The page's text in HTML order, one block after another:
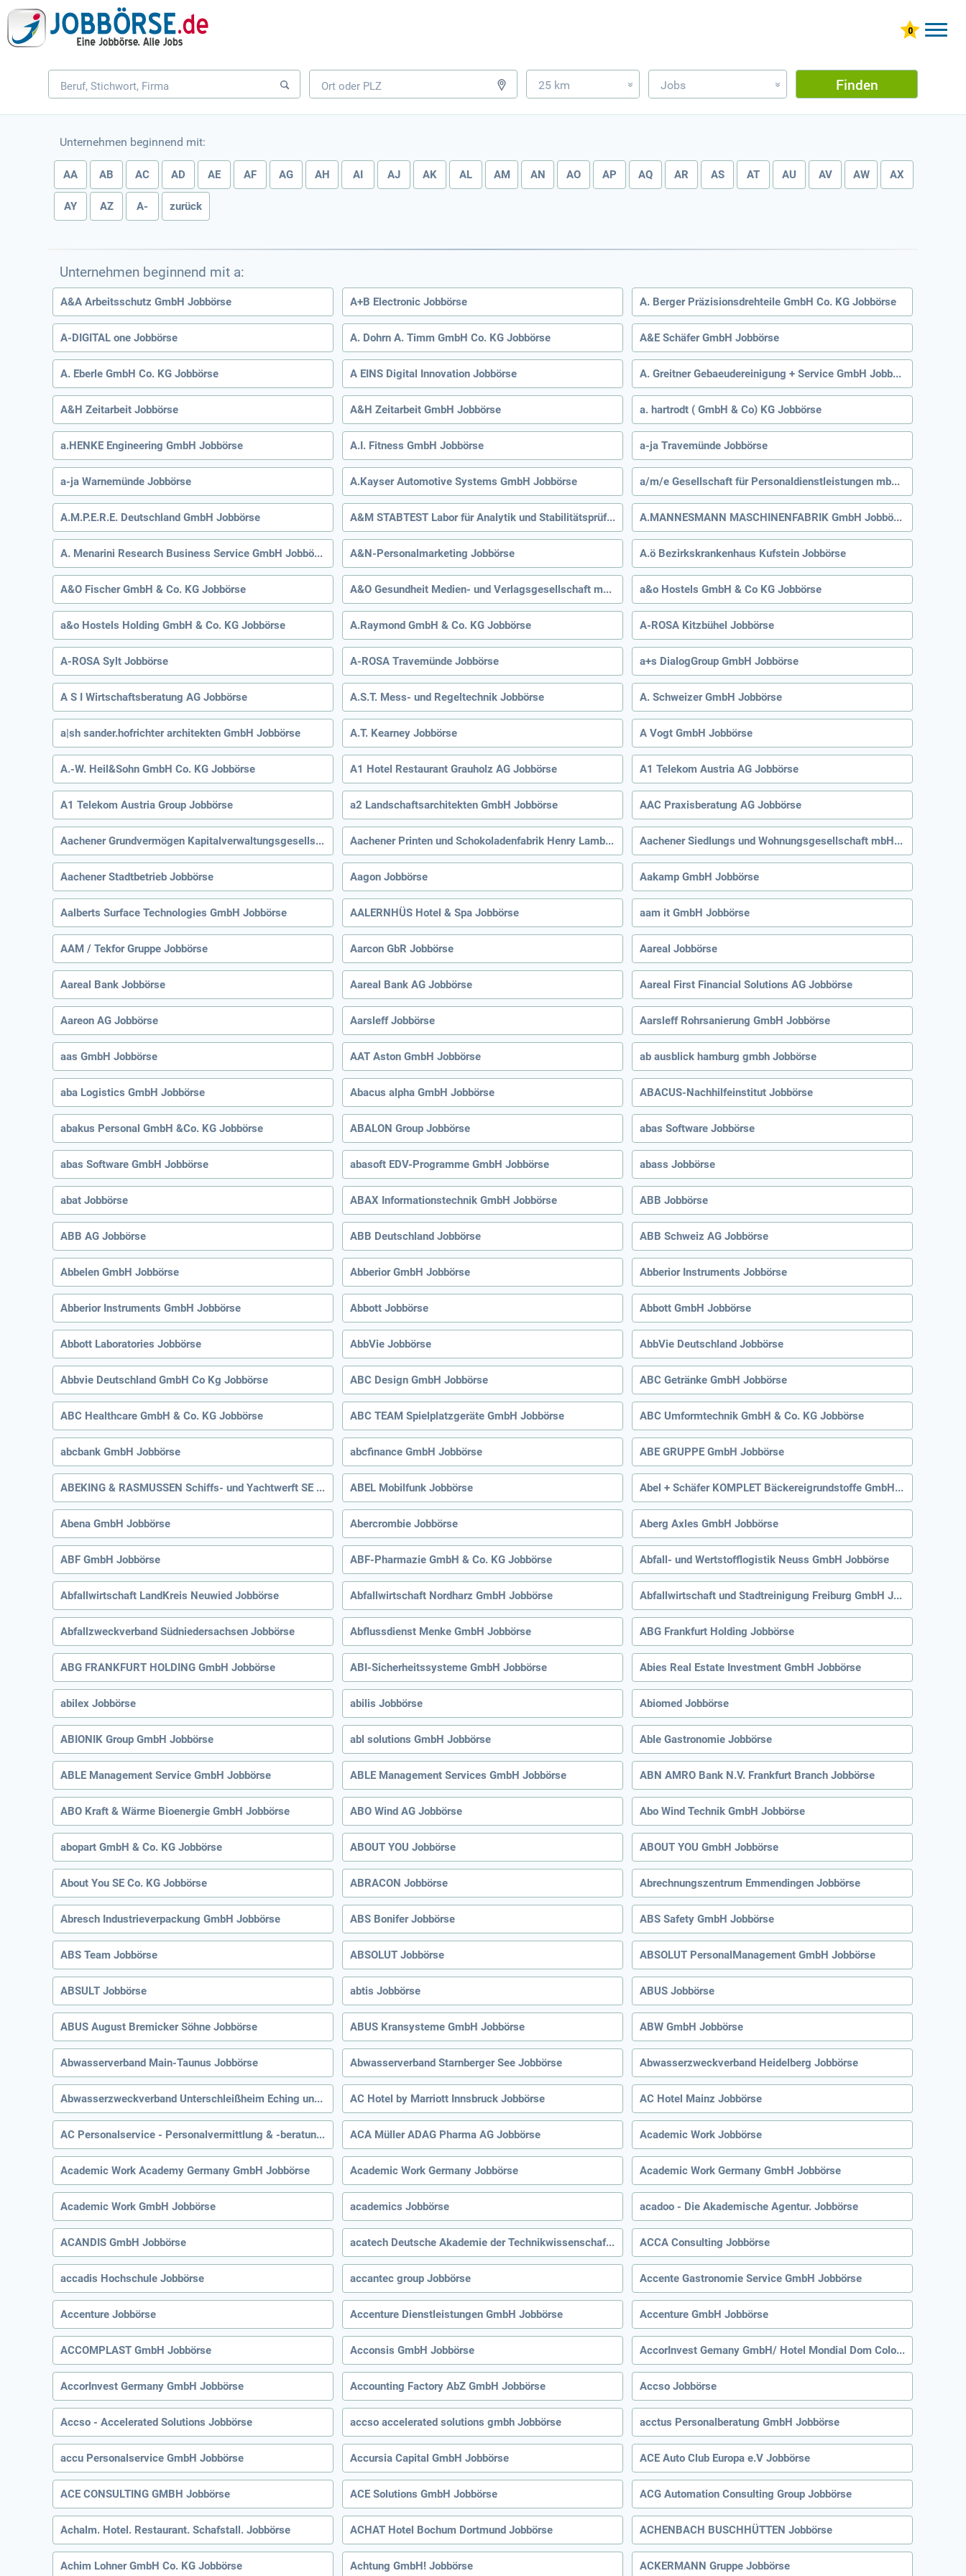
25 km » Jobs » Finden
Unternehmen beginnend mit:
AA AB AC AD AE AF AG AH AI AJ AK AL AM AN AO AP AQ AR AS AT AU AV AW AX
AY AZ A- zurück
Unternehmen beginnend mit a:
A&A Arbeitsschutz GmbH Jobbörse A+B Electronic Jobbörse A. Berger Präzisionsdrehteile GmbH Co. KG Jobbörse
A-DIGITAL one Jobbörse A. Dohrn A. Timm GmbH Co. KG Jobbörse A&E Schäfer GmbH Jobbörse
A. Eberle GmbH Co. KG Jobbörse A EINS Digital Innovation Jobbörse A. Greitner Gebaeudereinigung + Service GmbH Jobbörse
A&H Zeitarbeit Jobbörse A&H Zeitarbeit GmbH Jobbörse a. hartrodt ( GmbH & Co) KG Jobbörse
a.HENKE Engineering GmbH Jobbörse A.I. Fitness GmbH Jobbörse a-ja Travemünde Jobbörse
a-ja Warnemünde Jobbörse A.Kayser Automotive Systems GmbH Jobbörse a/m/e Gesellschaft für Personaldienstleistungen mbH Jobbörse
A.M.P.E.R.E. Deutschland GmbH Jobbörse A&M STABTEST Labor für Analytik und Stabilitätsprüfung GmbH Jobbörse A.MANNESMANN MASCHINENFABRIK GmbH Jobbörse
A. Menarini Research Business Service GmbH Jobbörse A&N-Personalmarketing Jobbörse A.ö Bezirkskrankenhaus Kufstein Jobbörse
A&O Fischer GmbH & Co. KG Jobbörse A&O Gesundheit Medien- und Verlagsgesellschaft mbH Jobbörse a&o Hostels GmbH & Co KG Jobbörse
a&o Hostels Holding GmbH & Co. KG Jobbörse A.Raymond GmbH & Co. KG Jobbörse A-ROSA Kitzbühel Jobbörse
A-ROSA Sylt Jobbörse A-ROSA Travemünde Jobbörse a+s DialogGroup GmbH Jobbörse
A S I Wirtschaftsberatung AG Jobbörse A.S.T. Mess- und Regeltechnik Jobbörse A. Schweizer GmbH Jobbörse
a|sh sander.hofrichter architekten GmbH Jobbörse A.T. Kearney Jobbörse A Vogt GmbH Jobbörse
A.-W. Heil&Sohn GmbH Co. KG Jobbörse A1 Hotel Restaurant Grauholz AG Jobbörse A1 Telekom Austria AG Jobbörse
A1 Telekom Austria Group Jobbörse a2 Landschaftsarchitekten GmbH Jobbörse AAC Praxisberatung AG Jobbörse
Aachener Grundvermögen Kapitalverwaltungsgesellschaft mbH Jobbörse Aachener Printen und Schokoladenfabrik Henry Lambertz GmbH Co. KG Jobbörse Aachener Siedlungs und Wohnungsgesellschaft mbH Jobbörse
Aachener Stadtbetrieb Jobbörse Aagon Jobbörse Aakamp GmbH Jobbörse
Aalberts Surface Technologies GmbH Jobbörse AALERNHÜS Hotel & Spa Jobbörse aam it GmbH Jobbörse
AAM / Tekfor Gruppe Jobbörse Aarcon GbR Jobbörse Aareal Jobbörse
Aareal Bank Jobbörse Aareal Bank AG Jobbörse Aareal First Financial Solutions AG Jobbörse
Aareon AG Jobbörse Aarsleff Jobbörse Aarsleff Rohrsanierung GmbH Jobbörse
aas GmbH Jobbörse AAT Aston GmbH Jobbörse ab ausblick hamburg gmbh Jobbörse
aba Logistics GmbH Jobbörse Abacus alpha GmbH Jobbörse ABACUS-Nachhilfeinstitut Jobbörse
abakus Personal GmbH &Co. KG Jobbörse ABALON Group Jobbörse abas Software Jobbörse
abas Software GmbH Jobbörse abasoft EDV-Programme GmbH Jobbörse abass Jobbörse
abat Jobbörse ABAX Informationstechnik GmbH Jobbörse ABB Jobbörse
ABB AG Jobbörse ABB Deutschland Jobbörse ABB Schweiz AG Jobbörse
Abbelen GmbH Jobbörse Abberior GmbH Jobbörse Abberior Instruments Jobbörse
Abberior Instruments GmbH Jobbörse Abbott Jobbörse Abbott GmbH Jobbörse
Abbott Laboratories Jobbörse AbbVie Jobbörse AbbVie Deutschland Jobbörse
Abbvie Deutschland GmbH Co Kg Jobbörse ABC Design GmbH Jobbörse ABC Getränke GmbH Jobbörse
ABC Healthcare GmbH & Co. KG Jobbörse ABC TEAM Spielplatzgeräte GmbH Jobbörse ABC Umformtechnik GmbH & Co. KG Jobbörse
abcbank GmbH Jobbörse abcfinance GmbH Jobbörse ABE GRUPPE GmbH Jobbörse
ABEKING & RASMUSSEN Schiffs- und Yachtwerft SE Jobbörse ABEL Mobilfunk Jobbörse Abel + Schäfer KOMPLET Bäckereigrundstoffe GmbH & Co. KG Jobbörse
Abena GmbH Jobbörse Abercrombie Jobbörse Aberg Axles GmbH Jobbörse
ABF GmbH Jobbörse ABF-Pharmazie GmbH & Co. KG Jobbörse Abfall- und Wertstofflogistik Neuss GmbH Jobbörse
Abfallwirtschaft LandKreis Neuwied Jobbörse Abfallwirtschaft Nordharz GmbH Jobbörse Abfallwirtschaft und Stadtreinigung Freiburg GmbH Jobbörse
Abfallzweckverband Südniedersachsen Jobbörse Abflussdienst Menke GmbH Jobbörse ABG Frankfurt Holding Jobbörse
ABG FRANKFURT HOLDING GmbH Jobbörse ABI-Sicherheitssysteme GmbH Jobbörse Abies Real Estate Investment GmbH Jobbörse
abilex Jobbörse abilis Jobbörse Abiomed Jobbörse
ABIONIK Group GmbH Jobbörse abl solutions GmbH Jobbörse Able Gastronomie Jobbörse
ABLE Management Service GmbH Jobbörse ABLE Management Services GmbH Jobbörse ABN AMRO Bank N.V. Frankfurt Branch Jobbörse
ABO Kraft & Wärme Bioenergie GmbH Jobbörse ABO Wind AG Jobbörse Abo Wind Technik GmbH Jobbörse
abopart GmbH & Co. KG Jobbörse ABOUT YOU Jobbörse ABOUT YOU GmbH Jobbörse
About You SE Co. KG Jobbörse ABRACON Jobbörse Abrechnungszentrum Emmendingen Jobbörse
Abresch Industrieverpackung GmbH Jobbörse ABS Bonifer Jobbörse ABS Safety GmbH Jobbörse
ABS Team Jobbörse ABSOLUT Jobbörse ABSOLUT PersonalManagement GmbH Jobbörse
ABSULT Jobbörse abtis Jobbörse ABUS Jobbörse
ABUS August Bremicker Söhne Jobbörse ABUS Kransysteme GmbH Jobbörse ABW GmbH Jobbörse
Abwasserverband Main-Taunus Jobbörse Abwasserverband Starnberger See Jobbörse Abwasserzweckverband Heidelberg Jobbörse
Abwasserzweckverband Unterschleißheim Eching und Neufahrn Jobbörse AC Hotel by Marriott Innsbruck Jobbörse AC Hotel Mainz Jobbörse
AC Personalservice - Personalvermittlung & -beratung Jobbörse ACA Müller ADAG Pharma AG Jobbörse Academic Work Jobbörse
Academic Work Academy Germany GmbH Jobbörse Academic Work Germany Jobbörse Academic Work Germany GmbH Jobbörse
Academic Work GmbH Jobbörse academics Jobbörse acadoo - Die Akademische Agentur. Jobbörse
ACANDIS GmbH Jobbörse acatech Deutsche Akademie der Technikwissenschaften e.V. Jobbörse ACCA Consulting Jobbörse
accadis Hochschule Jobbörse accantec group Jobbörse Accente Gastronomie Service GmbH Jobbörse
Accenture Jobbörse Accenture Dienstleistungen GmbH Jobbörse Accenture GmbH Jobbörse
ACCOMPLAST GmbH Jobbörse Acconsis GmbH Jobbörse AccorInvest Gemany GmbH/ Hotel Mondial Dom Cologne Jobbörse
AccorInvest Germany GmbH Jobbörse Accounting Factory AbZ GmbH Jobbörse Accso Jobbörse
Accso - Accelerated Solutions Jobbörse accso accelerated solutions gmbh Jobbörse acctus Personalberatung GmbH Jobbörse
accu Personalservice GmbH Jobbörse Accursia Capital GmbH Jobbörse ACE Auto Club Europa e.V Jobbörse
ACE CONSULTING GMBH Jobbörse ACE Solutions GmbH Jobbörse ACG Automation Consulting Group Jobbörse
Achalm. Hotel. Restaurant. Schafstall. Jobbörse ACHAT Hotel Bochum Dortmund Jobbörse ACHENBACH BUSCHHÜTTEN Jobbörse
Achim Lohner GmbH Co. KG Jobbörse Achtung GmbH! Jobbörse ACKERMANN Gruppe Jobbörse